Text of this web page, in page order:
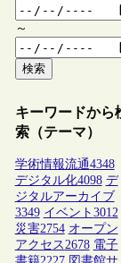
～
検索
キーワードから
索（テーマ）
学術情報流通4348
デジタル化4098 デ
ジタルアーカイブ
3349 イベント 3012
災害2754 オープン
アクセス2678 電子